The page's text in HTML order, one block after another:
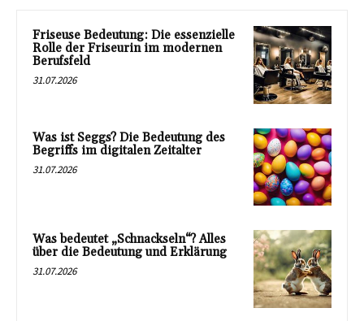
Friseuse Bedeutung: Die essenzielle
Rolle der Friseurin im modernen
Berufsfeld
31.07.2026
Was ist Seggs? Die Bedeutung des
Begriffs im digitalen Zeitalter
31.07.2026
Was bedeutet „Schnackseln“? Alles
über die Bedeutung und Erklärung
31.07.2026